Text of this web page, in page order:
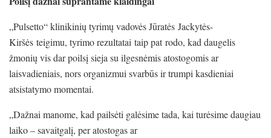
„Pulsetto“ klinikinių tyrimų vadovės Jūratės Jackytės-
Kiršės teigimu, tyrimo rezultatai taip pat rodo, kad daugelis
žmonių vis dar poilsį sieja su ilgesnėmis atostogomis ar
laisvadieniais, nors organizmui svarbūs ir trumpi kasdieniai
atsistatymo momentai.
„Dažnai manome, kad pailsėti galėsime tada, kai turėsime daugiau
laiko – savaitgalį, per atostogas ar